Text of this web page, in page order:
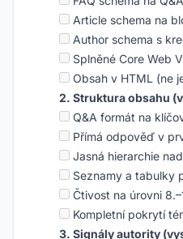
Article schema na
Author schema s
Splněné Core Web
Obsah v HTML (ne
2. Struktura obsahu
Q&A formát na
Přímá odpověď v
Jasná hierarchie
Seznamy a tabulky
Čtivost na úrovni
Kompletní pokrytí
3. Signály autority